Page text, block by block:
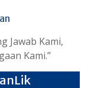
Jawab Kami,
Kami.”